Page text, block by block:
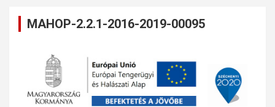
MAHOP-2.2.1-2016-2019-00095